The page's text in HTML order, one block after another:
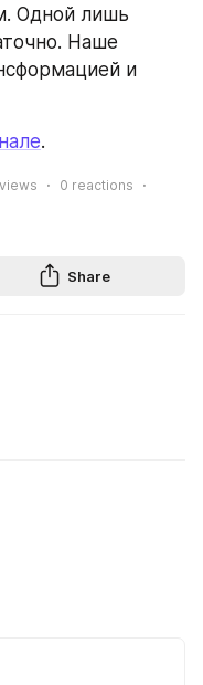
Одной лишь
Наше
и
.
views 0 reactions
Share